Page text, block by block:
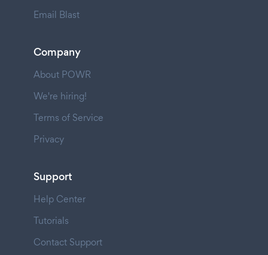
Email Blast
Company
About POWR
We're hiring!
Terms of Service
Privacy
Support
Help Center
Tutorials
Contact Support